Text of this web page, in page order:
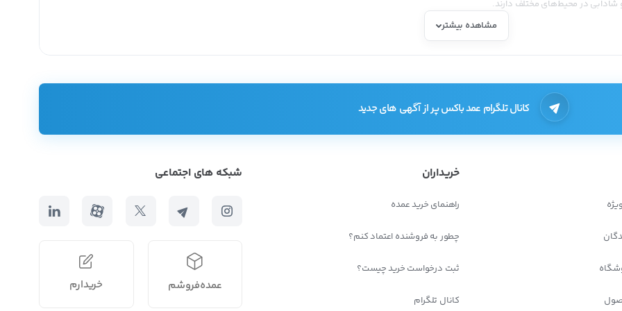
شادابی در محیط‌های مختلف دارند.
محصولات مورد نیاز خود را با قیمتی مناسب‌تر تهیه کنید.
اجناس فروشگاه خود اقدام کنند:
کشور مانند اصفهان، تهران، همدان و… پراکنده هستند که برای خرید حضوری باید به این عمده فروشی‌ها سر بزنید که صرف هزینه و زمان زیادی رو
مشاهده بیشتر
کانال تلگرام عمد باکس پر از آگهی های جدید
خریداران
راهنمای خرید عمده
چطور به فروشنده اعتماد کنم؟
ثبت درخواست خرید چیست؟
کانال تلگرام
شبکه های اجتماعی
عمده‌فروشم خریدارم